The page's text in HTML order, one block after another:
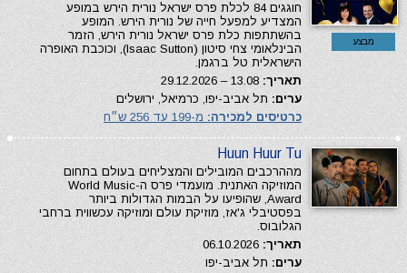
מבצע
חוגגים 84 לכלת פרס ישראל נורית הירש במופע
המצדיע למפעל חייה של נורית הירש. המופע
בהשתתפות כלת פרס ישראל נורית הירש, הזמר
הבינלאומי צחי סיטון (Isaac Sutton), וכוכבת האופרה
הישראלית טל ברגמן.
תאריך:
ערים: תל אביב-יפו, כרמיאל, ירושלים
כרטיסים למכירה: מ-199 עד 256 ש״ח
Huun Huur Tu
מההרכבים המובילים והמצליחים בעולם בתחום
המוזיקה האתנית. מועמדי פרס ה-World Music
Award, שהופיעו על הבמות הגדולות ביותר
בפסטיבלי ג'אז, מוזיקת עולם ומוזיקה עכשווית ברחבי
הגלובוס.
תאריך:
ערים: תל אביב-יפו